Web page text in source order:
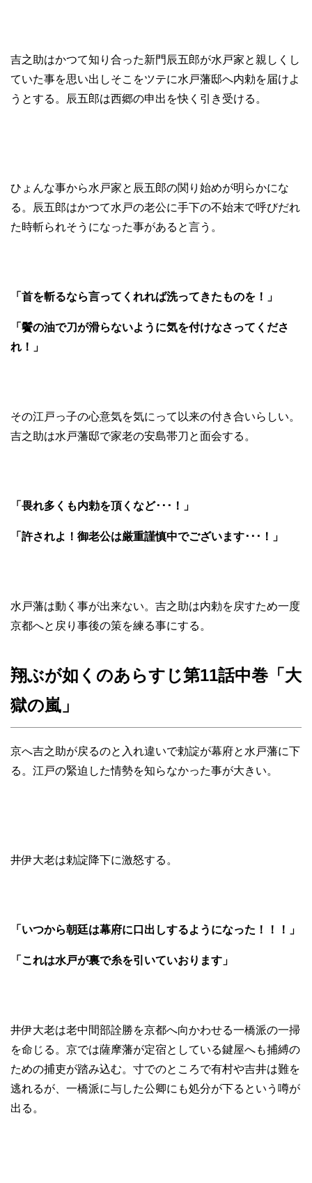
吉之助はかつて知り合った新門辰五郎が水戸家と親しくし
ていた事を思い出しそこをツテに水戸藩邸へ内勅を届けよ
うとする。辰五郎は西郷の申出を快く引き受ける。
ひょんな事から水戸家と辰五郎の関り始めが明らかにな
る。辰五郎はかつて水戸の老公に手下の不始末で呼びだれ
た時斬られそうになった事があると言う。
「首を斬るなら言ってくれれば洗ってきたものを！」
「鬢の油で刀が滑らないように気を付けなさってくださ
れ！」
その江戸っ子の心意気を気にって以来の付き合いらしい。
吉之助は水戸藩邸で家老の安島帯刀と面会する。
「畏れ多くも内勅を頂くなど･･･！」
「許されよ！御老公は厳重謹慎中でございます･･･！」
水戸藩は動く事が出来ない。吉之助は内勅を戻すため一度
京都へと戻り事後の策を練る事にする。
翔ぶが如くのあらすじ第11話中巻「大
獄の嵐」
京へ吉之助が戻るのと入れ違いで勅諚が幕府と水戸藩に下
る。江戸の緊迫した情勢を知らなかった事が大きい。
井伊大老は勅諚降下に激怒する。
「いつから朝廷は幕府に口出しするようになった！！！」
「これは水戸が裏で糸を引いていおります」
井伊大老は老中間部詮勝を京都へ向かわせる一橋派の一掃
を命じる。京では薩摩藩が定宿としている鍵屋へも捕縛の
ための捕吏が踏み込む。寸でのところで有村や吉井は難を
逃れるが、一橋派に与した公卿にも処分が下るという噂が
出る。